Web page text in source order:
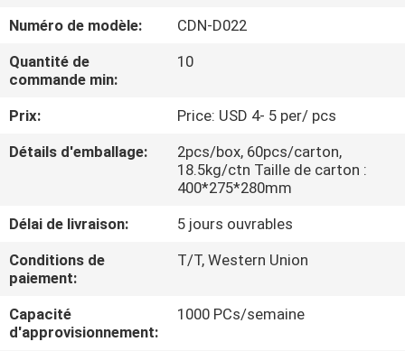
VISITE
L'USINE
DE
QUALITÉ
NOUS
CONTACTER
Numéro de modèle:
CDN-D022
Quantité de
commande min:
10
Prix:
Price: USD 4- 5 per/ pcs
Détails d'emballage:
2pcs/box, 60pcs/carton,
18.5kg/ctn Taille de carton :
400*275*280mm
Délai de livraison:
5 jours ouvrables
Conditions de
paiement:
T/T, Western Union
Capacité
d'approvisionnement:
1000 PCs/semaine